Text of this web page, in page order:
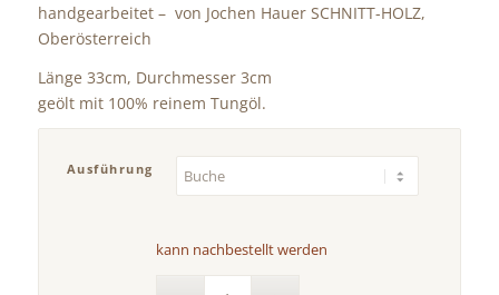
handgearbeitet – von Jochen Hauer SCHNITT-HOLZ,
Oberösterreich
Länge 33cm, Durchmesser 3cm
geölt mit 100% reinem Tungöl.
Ausführung
kann nachbestellt werden